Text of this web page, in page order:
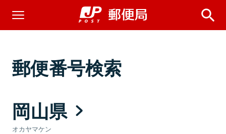
郵便番号検索
岡山県
オカヤマケン